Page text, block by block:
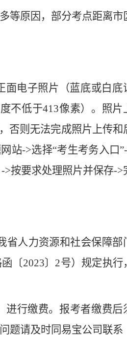
等原因，部分考点距离市
面电子照片（蓝底或白底
不低于413像素）。照片
否则无法完成照片上传和
站->选择“考生考务入口
>按要求处理照片并保存->
省人力资源和社会保障部
〔2023〕2号）规定执行
进行缴费。报考者缴费后
题请及时同易宝公司联系